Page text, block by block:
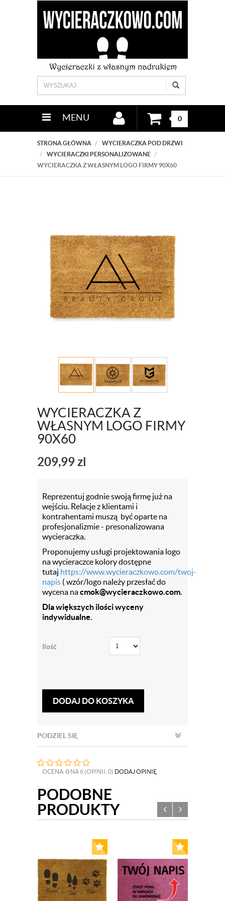
MENU 0
STRONA GŁÓWNA
WYCIERACZKA POD DRZWI
WYCIERACZKI PERSONALIZOWANE
WYCIERACZKA Z WŁASNYM LOGO FIRMY 90X60
WYCIERACZKA Z
WŁASNYM LOGO FIRMY
90X60
209,99zl
Reprezentuj godnie swoją firmę już na
wejściu. Relacje z klientami i
kontrahentami muszą być oparte na
profesjonalizmie - presonalizowana
wycieraczka.
Proponujemy usługi projektowania logo
na wycieraczce kolory dostępne
tutaj https://www.wycieraczkowo.com/twoj-
napis ( wzór/logo należy przesłać do
wycena nacmok@wycieraczkowo.com.
Dla większych ilości wyceny
indywidualne.
Ilość
DODAJ DO KOSZYKA
PODZIEL SIĘ
OCENA: 0 NA 6 (OPINII: 0) DODAJ OPINIĘ
PODOBNE
PRODUKTY